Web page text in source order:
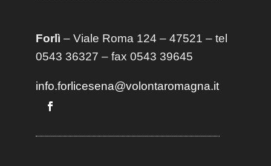
Forlì – Viale Roma 124 – 47521 – tel
0543 36327 – fax 0543 39645
info.forlicesena@volontaromagna.it